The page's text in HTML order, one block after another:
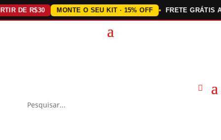
R$30 MONTE O SEU KIT · 15% OFF FRETE GRÁTIS